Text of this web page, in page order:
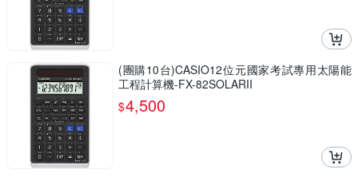
(團購10台)CASIO12位元國家考試專用太陽能
工程計算機-FX-82SOLARII
$4,500